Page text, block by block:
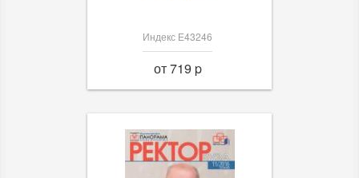
Индекс Е43246
от 719 p